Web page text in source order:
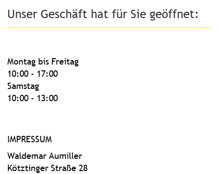
Unser Geschäft hat für Sie geöffnet:
Montag bis Freitag
10:00 - 17:00
Samstag
10:00 - 13:00
IMPRESSUM
Waldemar Aumiller
Kötztinger Straße 28